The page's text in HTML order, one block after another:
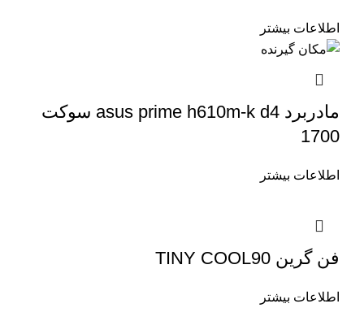
اطلاعات بیشتر
مادربرد asus prime h610m-k d4 سوکت
1700
اطلاعات بیشتر
فن گرین TINY COOL90
اطلاعات بیشتر